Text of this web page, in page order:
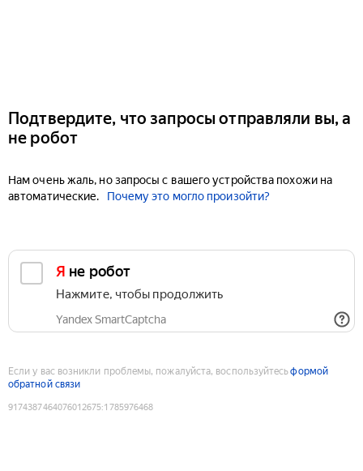
Подтвердите, что запросы отправляли вы, а
не робот
Нам очень жаль, но запросы с вашего устройства похожи на
автоматические.
Почему это могло произойти?
Я не робот
Нажмите, чтобы продолжить
Yandex SmartCaptcha
Если у вас возникли проблемы, пожалуйста, воспользуйтесьформой
обратной связи
9174387464076012675:1785976468